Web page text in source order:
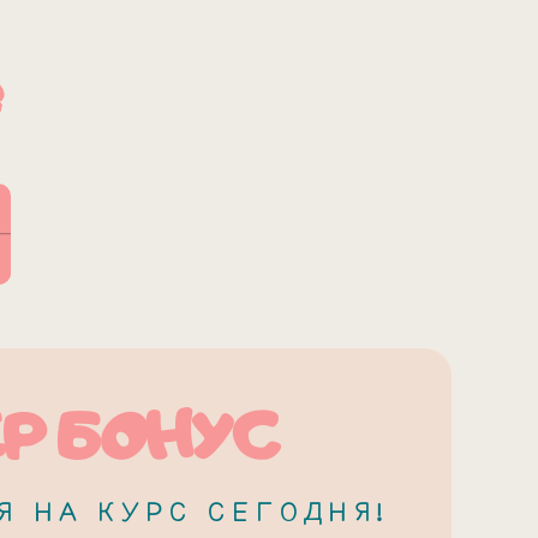
БОНУС
НА КУРС СЕГОДНЯ!